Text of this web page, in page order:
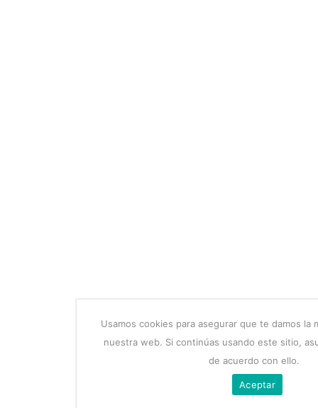
Usamos cookies para asegurar que te damos la
nuestra web. Si continúas usando este sitio,
de acuerdo con ello.
Aceptar